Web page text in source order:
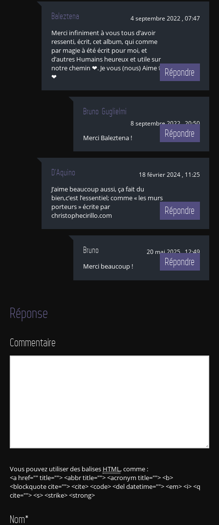
Baleztena 4 septembre 2022 , 07:47
Merci infiniment à vous tous d’avoir
ressenti, écrit, cet album, qui comme
par magie à été écrit pour moi, et
d’autres Humains heureux et utile sur
notre chemin ❤. Je vous (nous) Aime 🦋
❤
Répondre
Bruno Guglielmi
8 septembre 2022 , 20:50
Merci Baleztena ! Répondre
D'Aquino 18 février 2024 , 11:25
J’aime beaucoup aussi, ça fait du
bien,c’est l’essentiel; comme « les murs
porteurs » écrite par
christophecirillo.com
Répondre
Bruno 20 mai 2025 , 12:49
Merci beaucoup ! Répondre
Réponse
Commentaire
Vous pouvez utiliser des balises HTML, comme :
<a href="" title=""> <abbr title=""> <acronym title=""> <b>
<blockquote cite=""> <cite> <code> <del datetime=""> <em> <i> <q
cite=""> <s> <strike> <strong>
Nom*